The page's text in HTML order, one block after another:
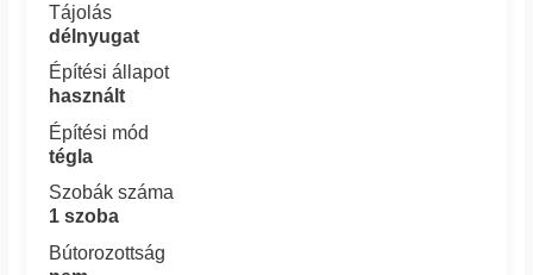
Tájolás
délnyugat
Építési állapot
használt
Építési mód
tégla
Szobák száma
1 szoba
Bútorozottság